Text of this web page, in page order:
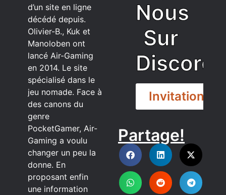
d’un site en ligne
décédé depuis.
Olivier-B., Kuk et
Manoloben ont
lancé Air-Gaming
en 2014. Le site
spécialisé dans le
jeu nomade. Face à
des canons du
genre
PocketGamer, Air-
Gaming a voulu
changer un peu la
donne. En
proposant enfin
une information
Nous
Sur
Discord
Invitation
DISCORD
Partage!